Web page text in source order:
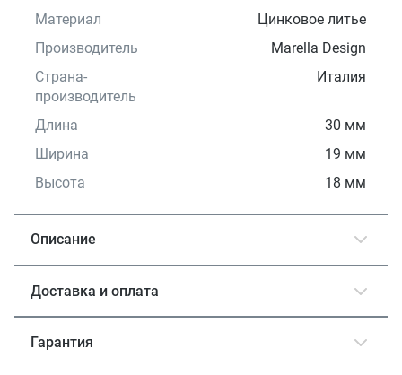
Материал
Цинковое литье
Производитель
Marella Design
Страна-
производитель
Италия
Длина
30 мм
Ширина
19 мм
Высота
18 мм
Описание
Доставка и оплата
Гарантия